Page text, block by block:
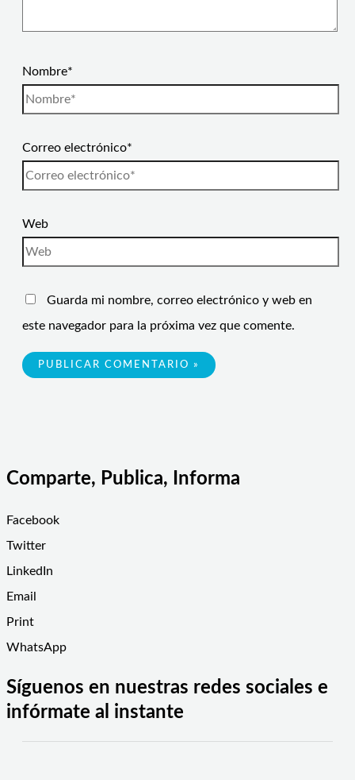
Nombre*
Correo electrónico*
Web
Guarda mi nombre, correo electrónico y web en
este navegador para la próxima vez que comente.
Comparte, Publica, Informa
Facebook
Twitter
LinkedIn
Email
Print
WhatsApp
Síguenos en nuestras redes sociales e
infórmate al instante